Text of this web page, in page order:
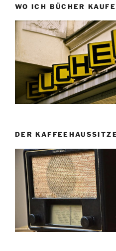
WO ICH BÜCHER KAUFE
DER